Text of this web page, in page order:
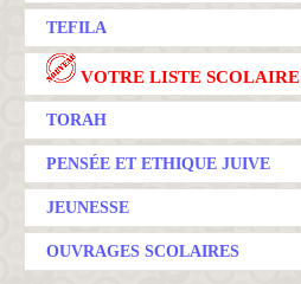
TEFILA
VOTRE LISTE SCOLAIRE
TORAH
PENSÉE ET ETHIQUE JUIVE
JEUNESSE
OUVRAGES SCOLAIRES